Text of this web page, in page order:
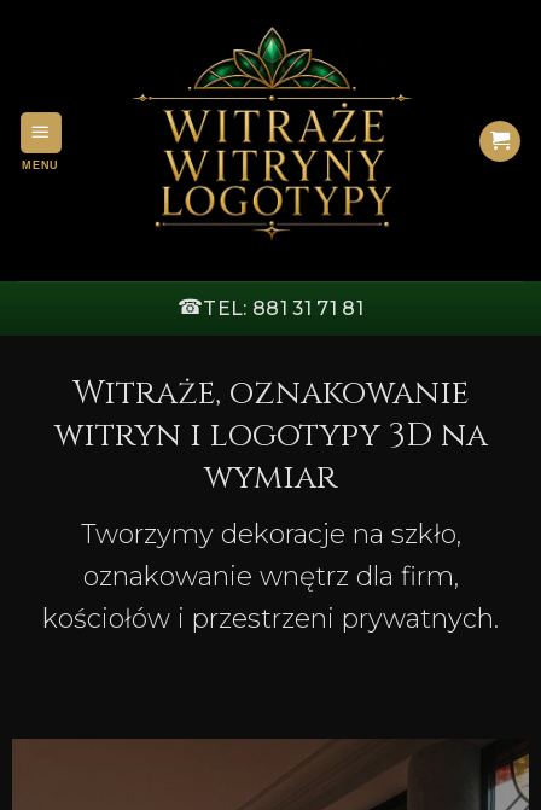
☎TEL: 881 31 71 81
Witraże, oznakowanie
witryn i logotypy 3D na
wymiar
Tworzymy dekoracje na szkło,
oznakowanie wnętrz dla firm,
kościołów i przestrzeni prywatnych.